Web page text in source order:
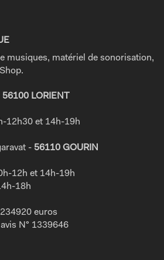
musiques, matériel de sonorisation,
56100 LORIENT
12h30 et 14h-19h
- 56110 GOURIN
12h et 14h-19h
18h
euros
N° 1339646